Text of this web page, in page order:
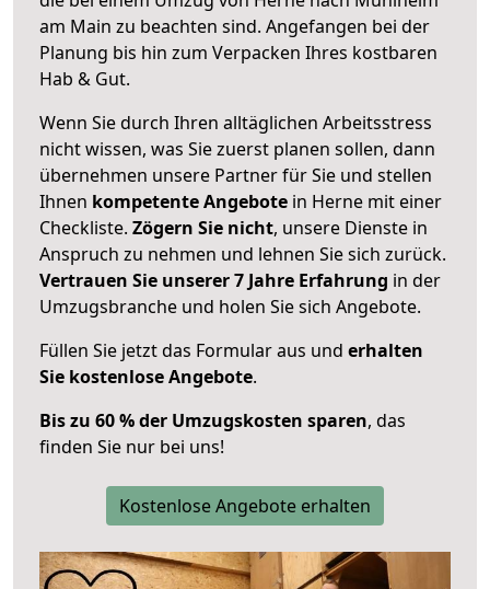
am Main zu beachten sind. Angefangen bei der
Planung bis hin zum Verpacken Ihres kostbaren
Hab & Gut.
Wenn Sie durch Ihren alltäglichen Arbeitsstress
nicht wissen, was Sie zuerst planen sollen, dann
übernehmen unsere Partner für Sie und stellen
Ihnen kompetente Angebote in Herne mit einer
Checkliste. Zögern Sie nicht, unsere Dienste in
Anspruch zu nehmen und lehnen Sie sich zurück.
Vertrauen Sie unserer 7 Jahre Erfahrung in der
Umzugsbranche und holen Sie sich Angebote.
Füllen Sie jetzt das Formular aus und erhalten
Sie kostenlose Angebote.
Bis zu 60 % der Umzugskosten sparen, das
finden Sie nur bei uns!
Kostenlose Angebote erhalten